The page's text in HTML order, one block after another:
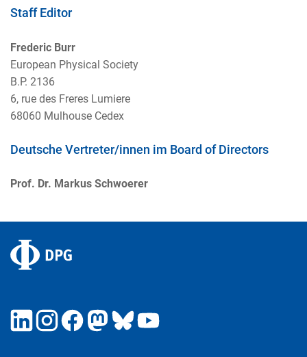
Staff Editor
Frederic Burr
European Physical Society
B.P. 2136
6, rue des Freres Lumiere
68060 Mulhouse Cedex
Deutsche Vertreter/innen im Board of Directors
Prof. Dr. Markus Schwoerer